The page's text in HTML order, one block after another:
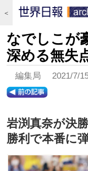
＜
なでしこが
深める無失
編集局 2021/7/
岩渕真奈が決
勝利で本番に